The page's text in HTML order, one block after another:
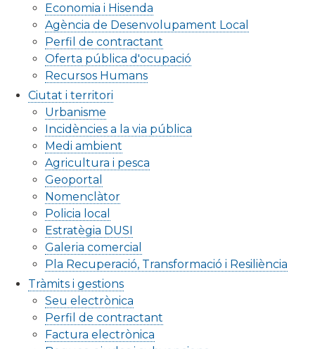
Economia i Hisenda
Agència de Desenvolupament Local
Perfil de contractant
Oferta pública d'ocupació
Recursos Humans
Ciutat i territori
Urbanisme
Incidències a la via pública
Medi ambient
Agricultura i pesca
Geoportal
Nomenclàtor
Policia local
Estratègia DUSI
Galeria comercial
Pla Recuperació, Transformació i Resiliència
Tràmits i gestions
Seu electrònica
Perfil de contractant
Factura electrònica